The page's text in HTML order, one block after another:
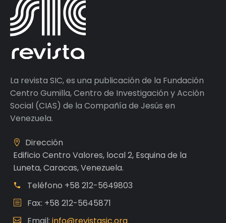
La revista SIC, es una publicación de la Fundación
Centro Gumilla, Centro de Investigación y Acción
Social (CIAS) de la Compañía de Jesús en
Venezuela.
Dirección
Edificio Centro Valores, local 2, Esquina de la
Luneta, Caracas, Venezuela.
Teléfono +58 212-5649803
Fax: +58 212-5645871
Email: info@revistasic.org